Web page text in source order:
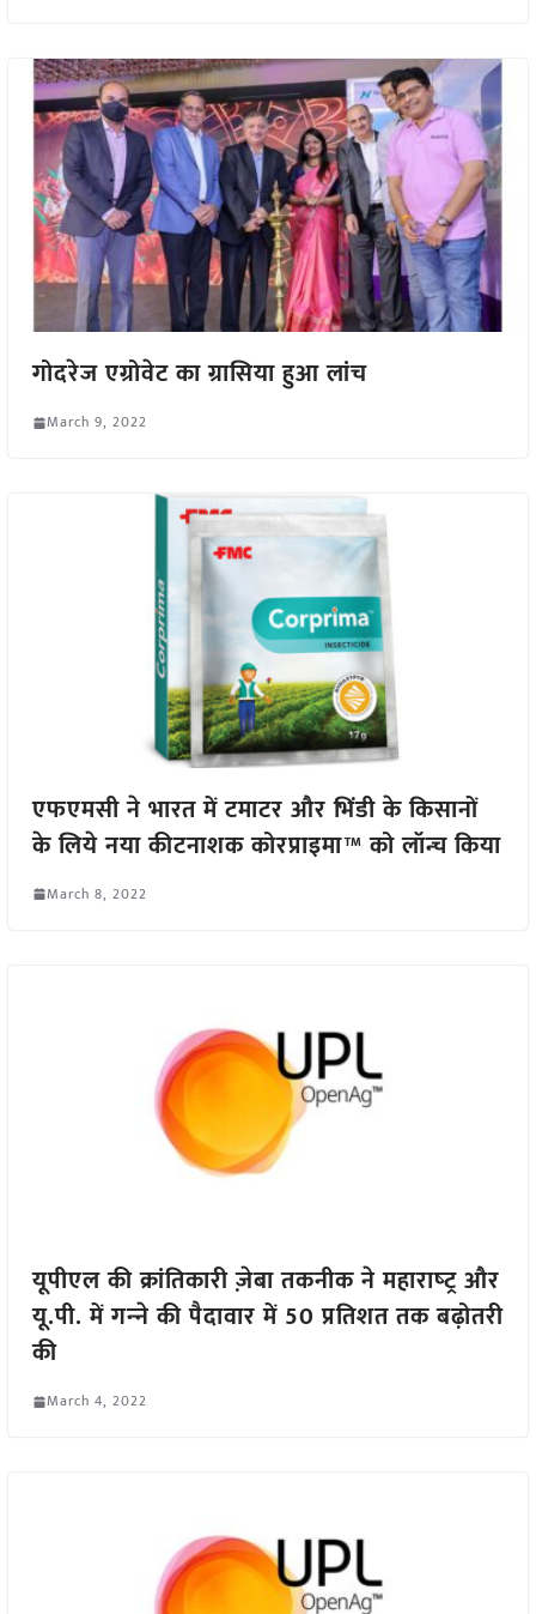
गोदरेज एग्रोवेट का ग्रासिया हुआ लांच
March 9, 2022
एफएमसी ने भारत में टमाटर और भिंडी के किसानों
के लिये नया कीटनाशक कोरप्राइमा™ को लॉन्च किया
March 8, 2022
यूपीएल की क्रांतिकारी ज़ेबा तकनीक ने महाराष्‍ट्र और
यू.पी. में गन्‍ने की पैदावार में 50 प्रतिशत तक बढ़ोतरी
की
March 4, 2022